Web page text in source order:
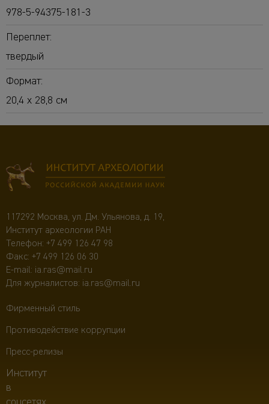
978-5-94375-181-3
Переплет:
твердый
Формат:
20,4 х 28,8 см
117292 Москва, ул. Дм. Ульянова, д. 19,
Институт археологии РАН
Телефон: +7 499 126 47 98
Факс: +7 499 126 06 30
E-mail: ia.ras@mail.ru
Для журналистов: ia.ras@mail.ru
Фирменный стиль
Противодействие коррупции
Пресс-релизы
Институт
в